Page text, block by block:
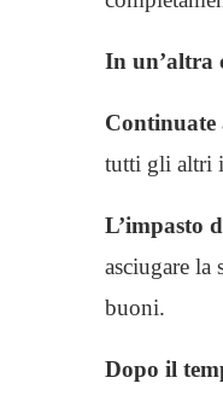
In un’altra
Continuate
tutti gli altri
L’impasto
asciugare la
buoni.
Dopo il